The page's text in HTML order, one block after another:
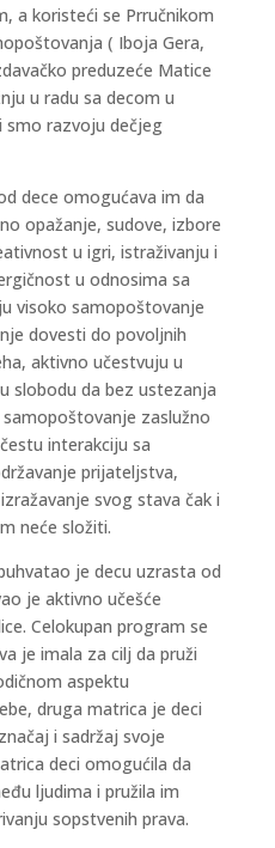
a koristeći se Prručnikom
( Iboja Gera,
preduzeće Matice
u radu sa decom u
razvoju dečjeg
dece omogućava im da
opažanje, sudove, izbore
u igri, istraživanju i
u odnosima sa
visoko samopoštovanje
dovesti do povoljnih
aktivno učestvuju u
slobodu da bez ustezanja
zaslužno
interakciju sa
prijateljstva,
svog stava čak i
neće složiti.
je decu uzrasta od
je aktivno učešće
Celokupan program se
je imala za cilj da pruži
aspektu
druga matrica je deci
i sadržaj svoje
deci omogućila da
ljudima i pružila im
sopstvenih prava.